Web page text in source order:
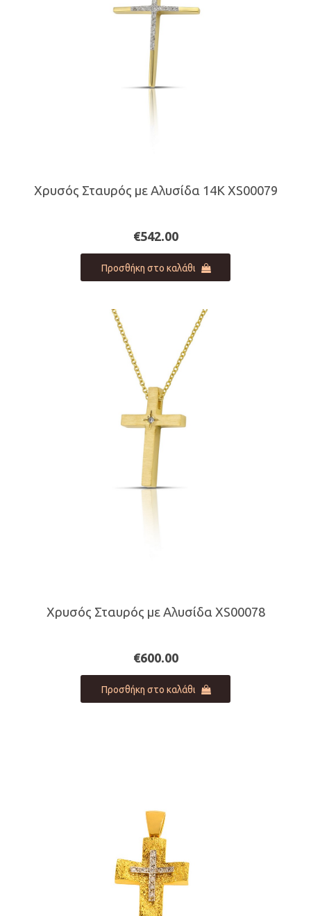
Χρυσός Σταυρός με Αλυσίδα 14Κ XS00079
€542.00
Προσθήκη στο καλάθι
Χρυσός Σταυρός με Αλυσίδα XS00078
€600.00
Προσθήκη στο καλάθι